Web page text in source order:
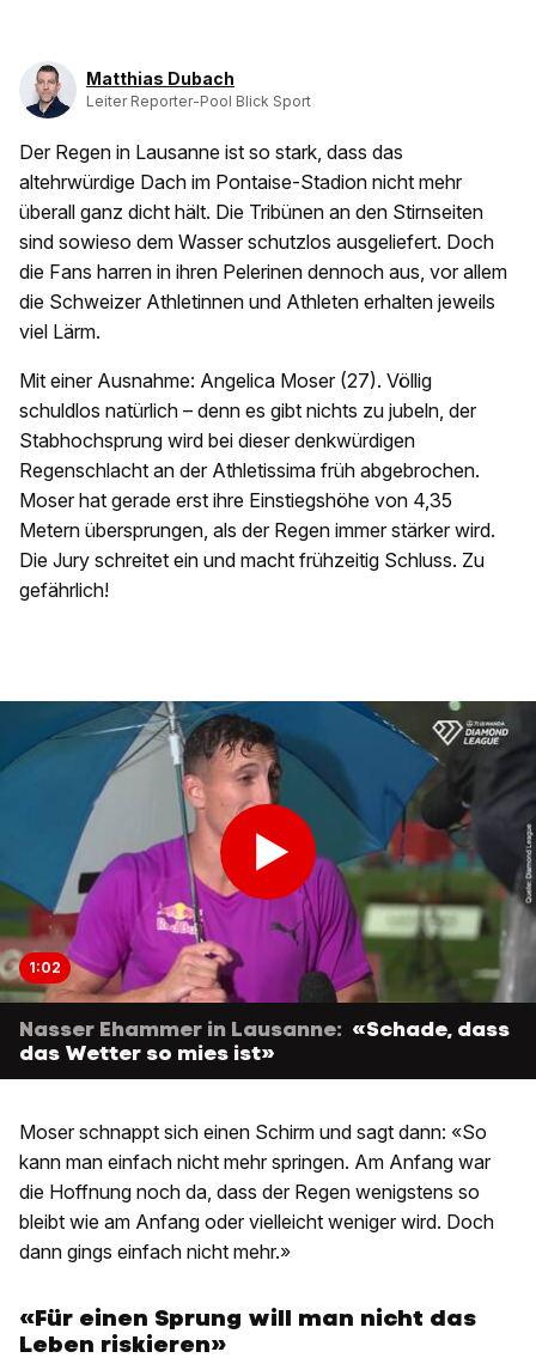
Matthias Dubach
Leiter Reporter-Pool Blick Sport
Der Regen in Lausanne ist so stark, dass das
altehrwürdige Dach im Pontaise-Stadion nicht mehr
überall ganz dicht hält. Die Tribünen an den Stirnseiten
sind sowieso dem Wasser schutzlos ausgeliefert. Doch
die Fans harren in ihren Pelerinen dennoch aus, vor allem
die Schweizer Athletinnen und Athleten erhalten jeweils
viel Lärm.
Mit einer Ausnahme: Angelica Moser (27). Völlig
schuldlos natürlich – denn es gibt nichts zu jubeln, der
Stabhochsprung wird bei dieser denkwürdigen
Regenschlacht an der Athletissima früh abgebrochen.
Moser hat gerade erst ihre Einstiegshöhe von 4,35
Metern übersprungen, als der Regen immer stärker wird.
Die Jury schreitet ein und macht frühzeitig Schluss. Zu
gefährlich!
1:02
Nasser Ehammer in Lausanne: «Schade, dass
das Wetter so mies ist»
Moser schnappt sich einen Schirm und sagt dann: «So
kann man einfach nicht mehr springen. Am Anfang war
die Hoffnung noch da, dass der Regen wenigstens so
bleibt wie am Anfang oder vielleicht weniger wird. Doch
dann gings einfach nicht mehr.»
«Für einen Sprung will man nicht das
Leben riskieren»